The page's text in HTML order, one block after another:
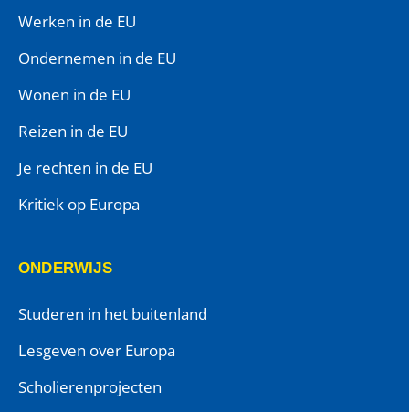
Werken in de EU
Ondernemen in de EU
Wonen in de EU
Reizen in de EU
Je rechten in de EU
Kritiek op Europa
ONDERWIJS
Studeren in het buitenland
Lesgeven over Europa
Scholierenprojecten